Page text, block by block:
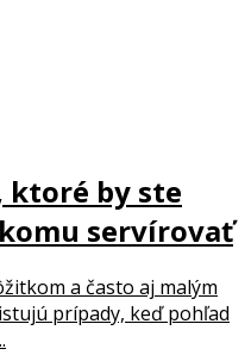
ktoré by ste
servírovať
a často aj malým
prípady, keď pohľad